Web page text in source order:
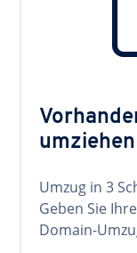
umziehen
Umzug in 3
Geben Sie
Domain-